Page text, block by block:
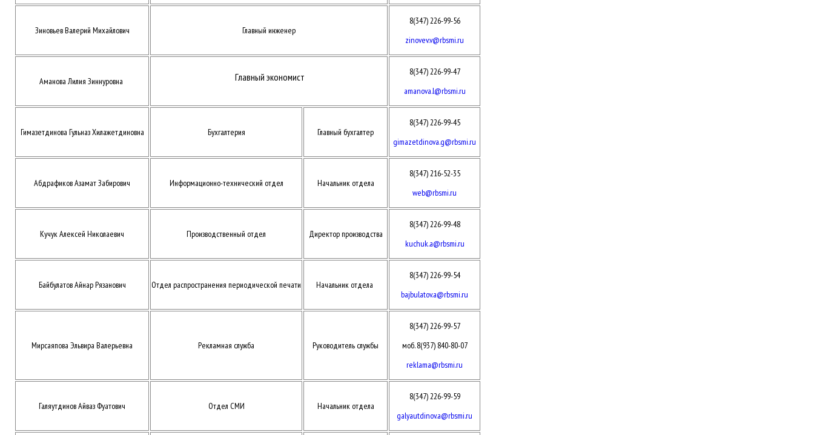
Зиновьев Валерий Михайлович Главный инженер
8(347) 226-99-56
zinovev.v@rbsmi.ru
Аманова Лилия Зиннуровна Главный экономист
8(347) 226-99-47
amanova.l@rbsmi.ru
Гимазетдинова ГульназХилажетдиновна Бухгалтерия Главный бухгалтер
8(347) 226-99-45
gimazetdinova.g@rbsmi.ru
Абдрафиков Азамат Забирович Информационно-технический отдел Начальник отдела
8(347) 216-52-35
web@rbsmi.ru
Кучук Алексей Николаевич Производственный отдел Директор производства
8(347) 226-99-48
kuchuk.a@rbsmi.ru
Байбулатов Айнар Рязанович Отдел распространения периодической печати Начальник отдела
8(347) 226-99-54
bajbulatov.a@rbsmi.ru
Мирсаяпова Эльвира Валерьевна Рекламная служба Руководитель службы
8(347) 226-99-57
моб. 8(937) 840-80-07
reklama@rbsmi.ru
Галяутдинов Айваз Фуатович Отдел СМИ Начальник отдела
8(347) 226-99-59
galyautdinov.a@rbsmi.ru